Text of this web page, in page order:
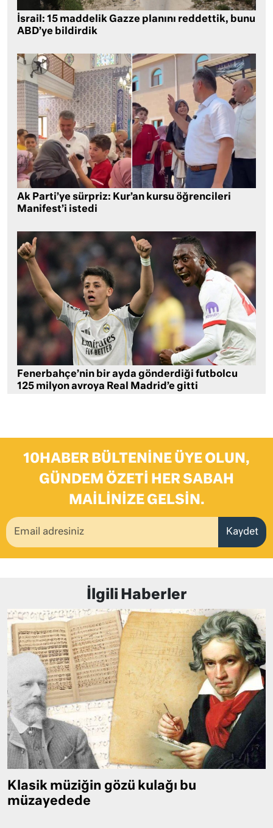
İsrail: 15 maddelik Gazze planını reddettik, bunu
ABD’ye bildirdik
Ak Parti’ye sürpriz: Kur’an kursu öğrencileri
Manifest’i istedi
Fenerbahçe’nin bir ayda gönderdiği futbolcu
125 milyon avroya Real Madrid’e gitti
10HABER BÜLTENINE ÜYE OLUN,
GÜNDEM ÖZETI HER SABAH
MAILINIZE GELSIN.
Kaydet
İlgili Haberler
Klasik müziğin gözü kulağı bu
müzayedede